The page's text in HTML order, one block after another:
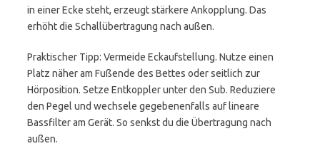
in einer Ecke steht, erzeugt stärkere Ankopplung. Das
erhöht die Schallübertragung nach außen.
Praktischer Tipp: Vermeide Eckaufstellung. Nutze einen
Platz näher am Fußende des Bettes oder seitlich zur
Hörposition. Setze Entkoppler unter den Sub. Reduziere
den Pegel und wechsele gegebenenfalls auf lineare
Bassfilter am Gerät. So senkst du die Übertragung nach
außen.